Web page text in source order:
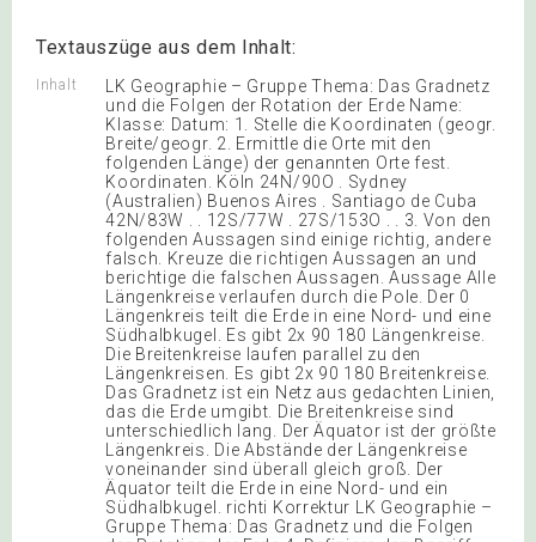
Textauszüge aus dem Inhalt:
Inhalt
LK Geographie – Gruppe Thema: Das Gradnetz
und die Folgen der Rotation der Erde Name:
Klasse: Datum: 1. Stelle die Koordinaten (geogr.
Breite/geogr. 2. Ermittle die Orte mit den
folgenden Länge) der genannten Orte fest.
Koordinaten. Köln 24N/90O . Sydney
(Australien) Buenos Aires . Santiago de Cuba
42N/83W . . 12S/77W . 27S/153O . . 3. Von den
folgenden Aussagen sind einige richtig, andere
falsch. Kreuze die richtigen Aussagen an und
berichtige die falschen Aussagen. Aussage Alle
Längenkreise verlaufen durch die Pole. Der 0
Längenkreis teilt die Erde in eine Nord- und eine
Südhalbkugel. Es gibt 2x 90 180 Längenkreise.
Die Breitenkreise laufen parallel zu den
Längenkreisen. Es gibt 2x 90 180 Breitenkreise.
Das Gradnetz ist ein Netz aus gedachten Linien,
das die Erde umgibt. Die Breitenkreise sind
unterschiedlich lang. Der Äquator ist der größte
Längenkreis. Die Abstände der Längenkreise
voneinander sind überall gleich groß. Der
Äquator teilt die Erde in eine Nord- und ein
Südhalbkugel. richti Korrektur LK Geographie –
Gruppe Thema: Das Gradnetz und die Folgen